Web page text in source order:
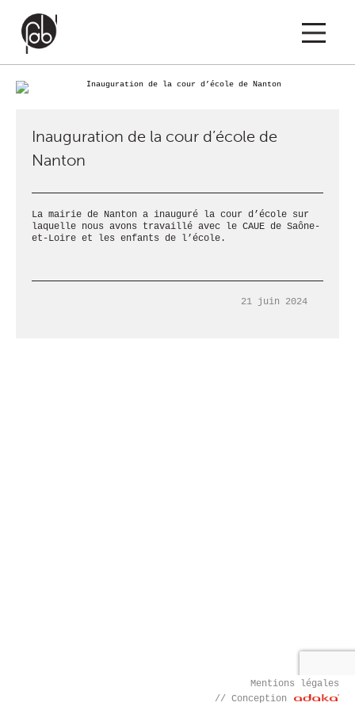
PROJETS
MENTIONS
Inauguration de la cour d’école de
Nanton
La mairie de Nanton a inauguré la cour d’école sur
laquelle nous avons travaillé avec le CAUE de Saône-
et-Loire et les enfants de l’école.
21 juin 2024
Mentions légales
// Conception